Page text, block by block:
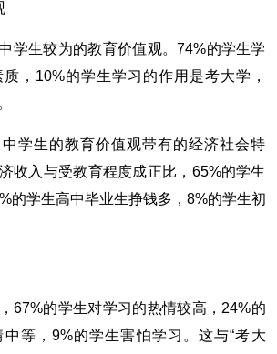
学生较为的教育价值观。74%的学生学
，10%的学生学习的作用是考大学，
学生的教育价值观带有的经济社会特
收入与受教育程度成正比，65%的学生
的学生高中毕业生挣钱多，8%的学生初
67%的学生对学习的热情较高，24%的
等，9%的学生害怕学习。这与“考大